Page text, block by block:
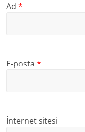
Ad*
E-posta*
İnternet sitesi